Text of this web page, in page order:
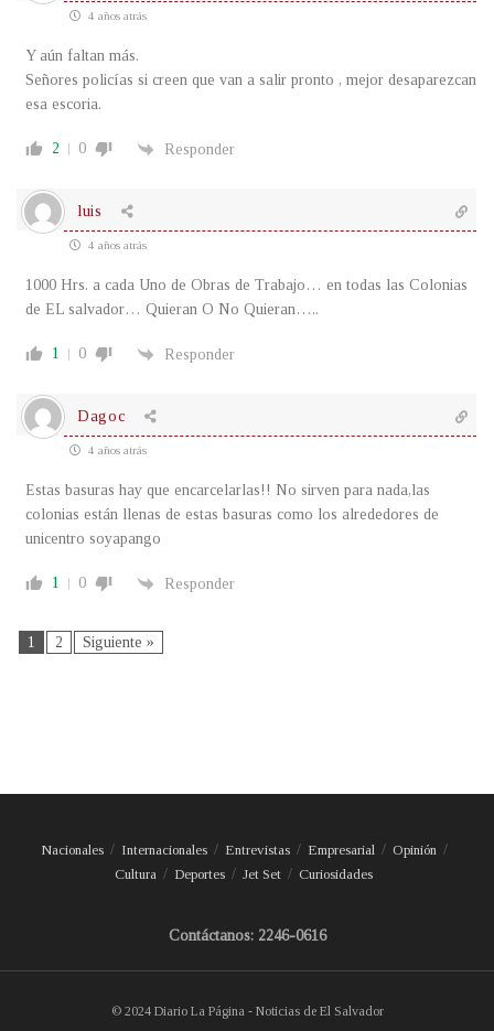
4 años atrás
Y aún faltan más.
Señores policías si creen que van a salir pronto , mejor desaparezcan
esa escoria.
2 0 Responder
luis
4 años atrás
1000 Hrs. a cada Uno de Obras de Trabajo… en todas las Colonias
de EL salvador… Quieran O No Quieran…..
1 0 Responder
Dagoc
4 años atrás
Estas basuras hay que encarcelarlas!! No sirven para nada,las
colonias están llenas de estas basuras como los alrededores de
unicentro soyapango
1 0 Responder
1 2 Siguiente »
Nacionales Internacionales Entrevistas Empresarial
Opinión
Cultura
Deportes Jet Set Curiosidades
Contáctanos: 2246-0616
© 2024 Diario La Página - Noticias de El Salvador